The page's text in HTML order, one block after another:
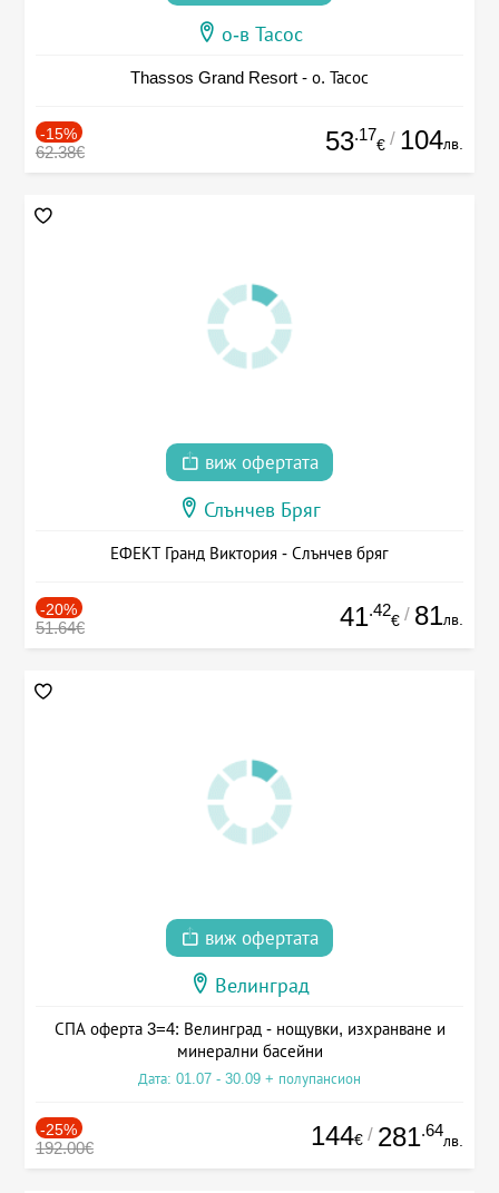
о-в Тасос
Thassos Grand Resort - о. Тасос
-15%
62.38€ 53.17
€ / 104лв.
виж офертата
Слънчев Бряг
ЕФЕКТ Гранд Виктория - Слънчев бряг
-20%
51.64€ 41.42
€ / 81лв.
виж офертата
Велинград
СПА оферта 3=4: Велинград - нощувки, изхранване и
минерални басейни
Дата: 01.07 - 30.09 + полупансион
-25%
192.00€ 144€ / 281.64
лв.